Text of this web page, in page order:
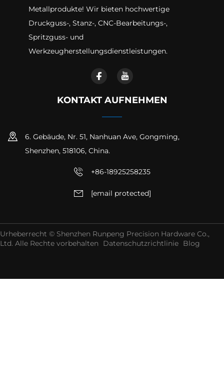
Metallprodukte! Wir bieten hochwertige
Druckguss-, Stanz-, CNC-Bearbeitungs-,
Spritzguss- und
Werkzeugherstellungsdienstleistungen.
KONTAKT AUFNEHMEN
6. Gebäude, Nr. 51, Nanhuan Ave, Gongming,
Shenzhen, 518106, China.
+86-18925258235
[email protected]
Urheberrecht © Shenzhen Runpeng Precision Hardware Co.,
Ltd. Alle Rechte vorbehalten
Datenschutzrichtlinie Blog